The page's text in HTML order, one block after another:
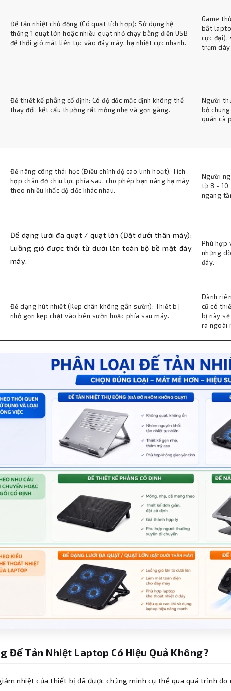
Đế tản nhiệt chủ động (Có quạt tích hợp): Sử dụng hệ
thống 1 quạt lớn hoặc nhiều quạt nhỏ chạy bằng điện USB
để thổi gió mát liên tục vào đáy máy, hạ nhiệt cực nhanh.
Game
bắt
cực đại),
trạm dày
Đế thiết kế phẳng cố định: Có độ dốc mặc định không thể
thay đổi, kết cấu thường rất mỏng nhẹ và gọn gàng.
Người
bỏ
quán cà
Đế nâng công thái học (Điều chỉnh độ cao linh hoạt): Tích
hợp chân đỡ chịu lực phía sau, cho phép bạn nâng hạ máy
theo nhiều khấc độ dốc khác nhau.
Người
từ 8 - 10
ngang
Đế dạng lưới đa quạt / quạt lớn (Đặt dưới thân máy):
Luồng gió được thổi từ dưới lên toàn bộ bề mặt đáy
máy.
Phù hợp
những
đáy.
Đế dạng hút nhiệt (Kẹp chân không gắn sườn): Thiết bị
nhỏ gọn kẹp chặt vào bên sườn hoặc phía sau máy.
Dành
cũ có
bị này
ra ngoài
Đế Tản Nhiệt Laptop Có Hiệu Quả Không?
nhiệt của thiết bị đã được chứng minh cụ thể qua quá trình